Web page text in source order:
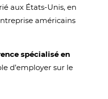
aux États-Unis, en
américains
spécialisé en
d’employer sur le